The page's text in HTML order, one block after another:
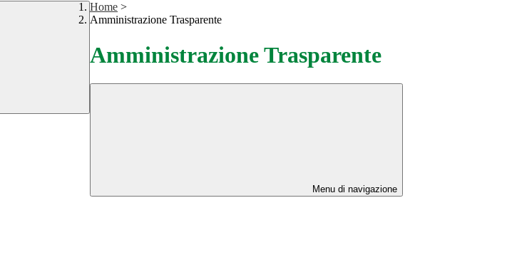
Home >
Amministrazione Trasparente
Amministrazione Trasparente
Menu di navigazione